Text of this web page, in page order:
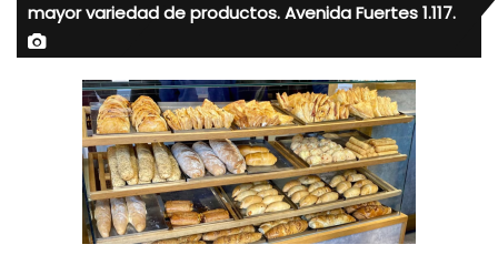
mayor variedad de productos. Avenida Fuertes 1.117.